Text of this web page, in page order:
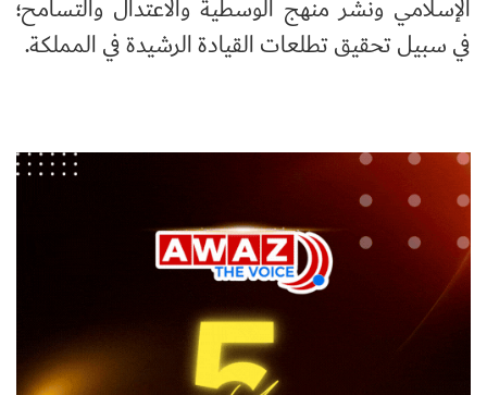
الإسلامي ونشر منهج الوسطية والاعتدال والتسامح؛
في سبيل تحقيق تطلعات القيادة الرشيدة في المملكة.